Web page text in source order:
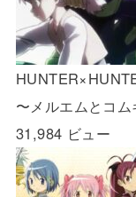
〜メルエムとコ
31,984 ビュー